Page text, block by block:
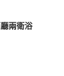
兩衛浴